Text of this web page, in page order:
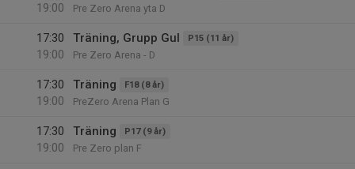
19:00
Pre Zero Arena yta D
17:30
19:00
Träning, Grupp Gul P15 (11 år)
Pre Zero Arena - D
17:30
19:00
Träning F18 (8 år)
PreZero Arena Plan G
17:30
19:00
Träning P17 (9 år)
Pre Zero plan F